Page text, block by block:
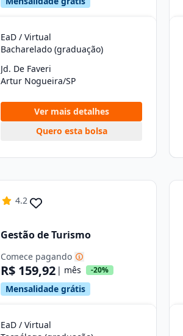
EaD / Virtual
Bacharelado (graduação)
Jd. De Faveri
Artur Nogueira/SP
Ver mais detalhes
Quero esta bolsa
4.2
Gestão de Turismo
Comece pagando
R$ 159,92 | mês -20%
Mensalidade grátis
EaD / Virtual